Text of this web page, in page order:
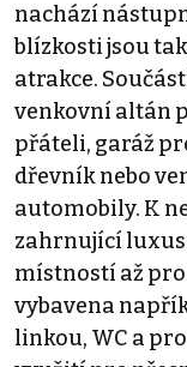
nachází
blízkosti jsou
atrakce.
venkovní altán
přáteli, garáž
dřevník nebo
automobily. K
zahrnující
místností až
vybavena
linkou, WC a